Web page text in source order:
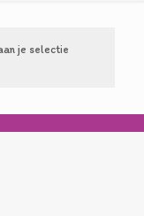
je selectie